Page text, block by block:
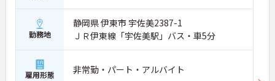
勤務地
静岡県 伊東市 宇佐美2387-1
ＪＲ伊東線「宇佐美駅」バス・車5分
雇用形態 非常勤・パート・アルバイト